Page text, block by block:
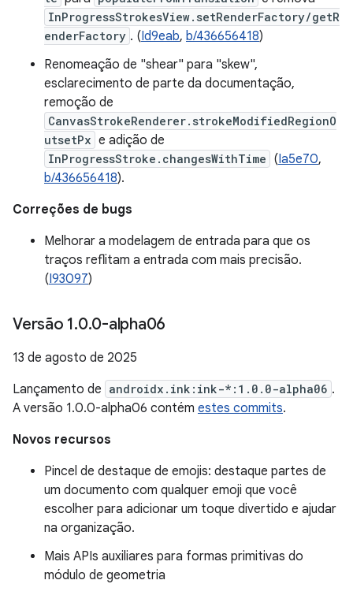
InProgressStrokesView.setRenderFactory/getR
enderFactory . (Id9eab, b/436656418)
Renomeação de "shear" para "skew",
esclarecimento de parte da documentação,
remoção de
CanvasStrokeRenderer.strokeModifiedRegionO
utsetPx e adição de
InProgressStroke.changesWithTime (Ia5e70,
b/436656418).
Correções de bugs
Melhorar a modelagem de entrada para que os
traços reflitam a entrada com mais precisão.
(I93097)
Versão 1.0.0-alpha06
13 de agosto de 2025
Lançamento de androidx.ink:ink-*:1.0.0-alpha06 .
A versão 1.0.0-alpha06 contém estes commits.
Novos recursos
Pincel de destaque de emojis: destaque partes de
um documento com qualquer emoji que você
escolher para adicionar um toque divertido e ajudar
na organização.
Mais APIs auxiliares para formas primitivas do
módulo de geometria